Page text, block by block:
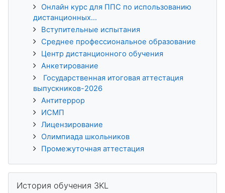
Онлайн курс для ППС по использованию
дистанционных...
Вступительные испытания
Среднее профессиональное образование
Центр дистанционного обучения
Анкетирование
Государственная итоговая аттестация
выпускников-2026
Антитеррор
ИСМП
Лицензирование
Олимпиада школьников
Промежуточная аттестация
История обучения 3KL